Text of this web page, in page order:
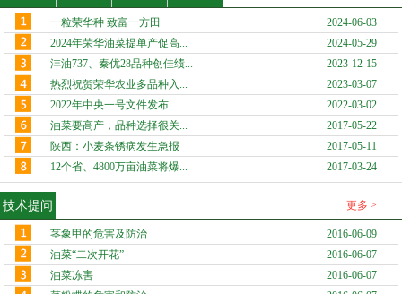
一粒荣华种 致富一方田
2024-06-03
2024年荣华油菜提单产促高...
2024-05-29
沣油737、秦优28品种创佳绩...
2023-12-15
热烈祝贺荣华农业多品种入...
2023-03-07
2022年中央一号文件发布
2022-03-02
油菜要高产，品种选择很关...
2017-05-22
陕西：小麦条锈病发生急报
2017-05-11
12个省、4800万亩油菜将爆...
2017-03-24
技术提问 更多 >
茎象甲的危害及防治
2016-06-09
油菜“二次开花”
2016-06-07
油菜冻害
2016-06-07